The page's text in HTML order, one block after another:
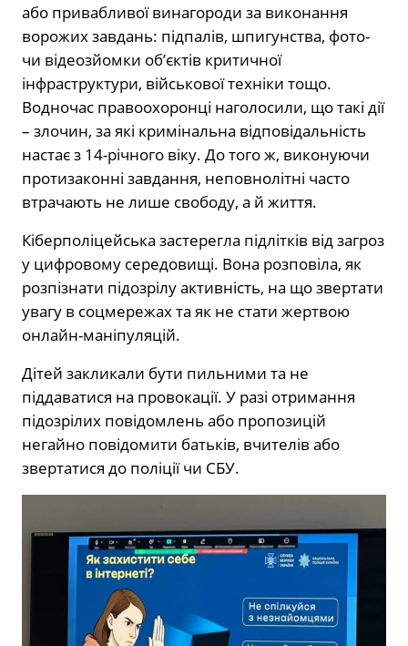
або привабливої винагороди за виконання
ворожих завдань: підпалів, шпигунства, фото-
чи відеозйомки об’єктів критичної
інфраструктури, військової техніки тощо.
Водночас правоохоронці наголосили, що такі дії
– злочин, за які кримінальна відповідальність
настає з 14-річного віку. До того ж, виконуючи
протизаконні завдання, неповнолітні часто
втрачають не лише свободу, а й життя.
Кіберполіцейська застерегла підлітків від загроз
у цифровому середовищі. Вона розповіла, як
розпізнати підозрілу активність, на що звертати
увагу в соцмережах та як не стати жертвою
онлайн-маніпуляцій.
Дітей закликали бути пильними та не
піддаватися на провокації. У разі отримання
підозрілих повідомлень або пропозицій
негайно повідомити батьків, вчителів або
звертатися до поліції чи СБУ.